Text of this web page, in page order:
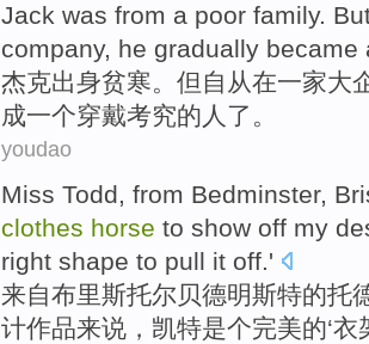
Jack was from a poor family.
company, he gradually became
杰克出身贫寒。 但 自从在一家大
成一个穿戴考究的人了。
youdao
Miss Todd, from Bedminster,
clothes horse to show off my
right shape to pull it off.'
来自布里斯托尔贝德明斯特的托
计作品来说， 凯特是个完美的‘衣